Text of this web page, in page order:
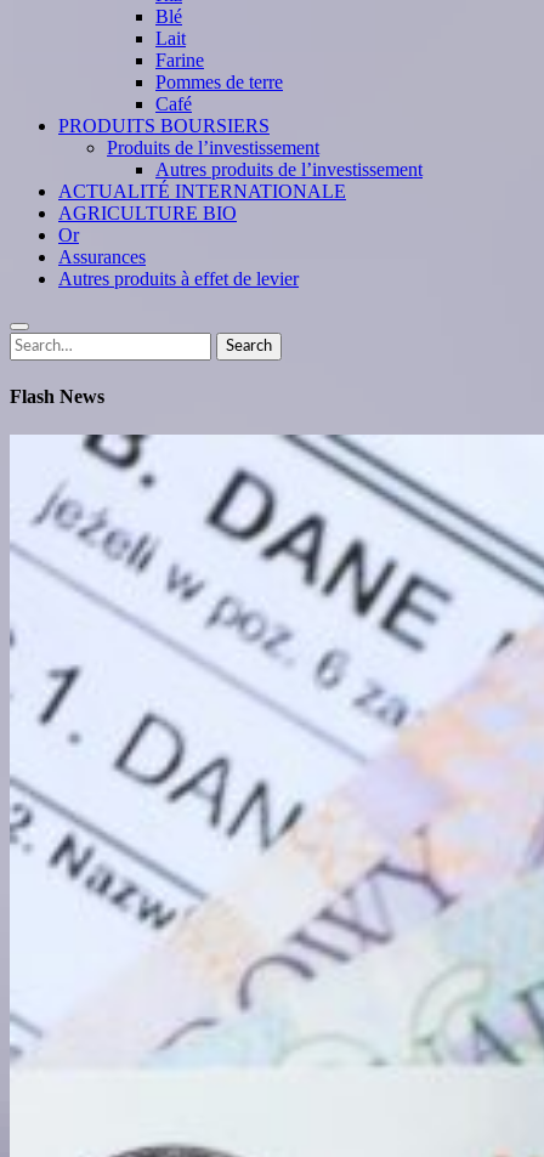
Blé
Lait
Farine
Pommes de terre
Café
PRODUITS BOURSIERS
Produits de l’investissement
Autres produits de l’investissement
ACTUALITÉ INTERNATIONALE
AGRICULTURE BIO
Or
Assurances
Autres produits à effet de levier
Search
for:
Search
Flash News